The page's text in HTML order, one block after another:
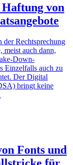
von
der Rechtsprechung
meist auch dann,
Down-
Einzelfalls auch zu
Der Digital
bringt keine
Fonts und